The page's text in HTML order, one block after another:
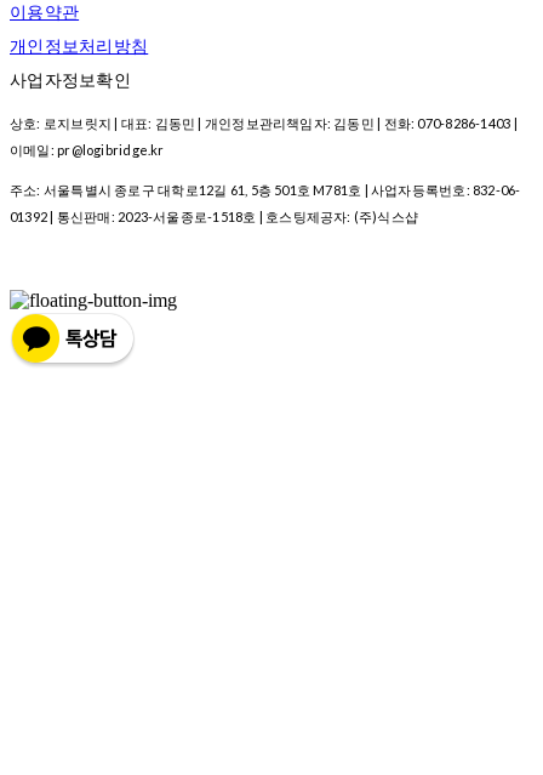
이용약관
개인정보처리방침
사업자정보확인
상호: 로지브릿지 | 대표: 김동민 | 개인정보관리책임자: 김동민 | 전화: 070-8286-1403 |
이메일: pr@logibridge.kr
주소: 서울특별시 종로구 대학로12길 61, 5층 501호 M781호 | 사업자등록번호: 832-06-
01392 | 통신판매: 2023-서울종로-1518호 | 호스팅제공자: (주)식스샵